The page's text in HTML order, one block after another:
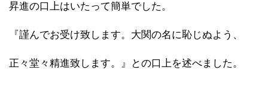
昇進の口上はいたって簡単でした。
『謹んでお受け致します。大関の名に恥じぬよう、
正々堂々精進致します。』との口上を述べました。